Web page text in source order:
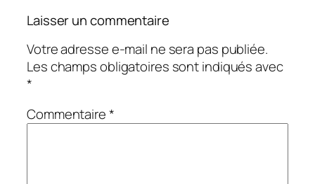
Laisser un commentaire
Votre adresse e-mail ne sera pas publiée.
Les champs obligatoires sont indiqués avec
*
Commentaire*